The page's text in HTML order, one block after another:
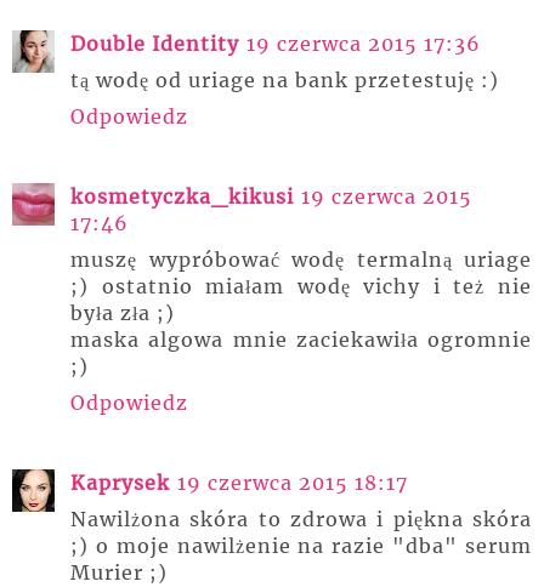
Double Identity 19 czerwca 2015 17:36
tą wodę od uriage na bank przetestuję :)
Odpowiedz
kosmetyczka_kikusi 19 czerwca 2015
17:46
muszę wypróbować wodę termalną uriage
;) ostatnio miałam wodę vichy i też nie
była zła ;)
maska algowa mnie zaciekawiła ogromnie
;)
Odpowiedz
Kaprysek 19 czerwca 2015 18:17
Nawilżona skóra to zdrowa i piękna skóra
;) o moje nawilżenie na razie "dba" serum
Murier ;)